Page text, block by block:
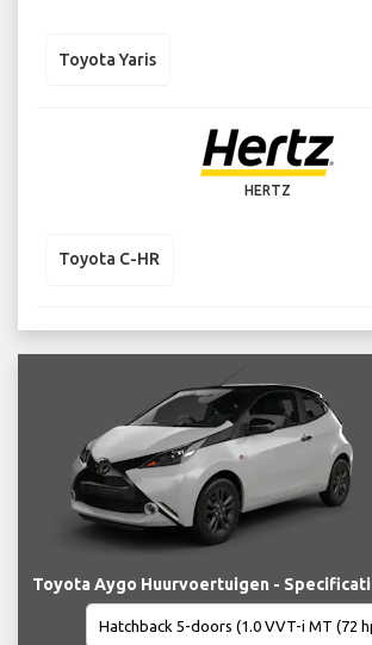
Toyota Yaris
HERTZ
Toyota C-HR
Toyota Aygo Huurvoertuigen -